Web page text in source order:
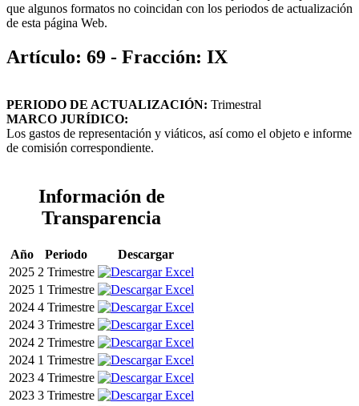
que algunos formatos no coincidan con los periodos de actualización
de esta página Web.
Artículo: 69 - Fracción: IX
PERIODO DE ACTUALIZACIÓN: Trimestral
MARCO JURÍDICO:
Los gastos de representación y viáticos, así como el objeto e informe
de comisión correspondiente.
Información de
Transparencia
Año Periodo
Descargar
2025 2 Trimestre
2025 1 Trimestre
2024 4 Trimestre
2024 3 Trimestre
2024 2 Trimestre
2024 1 Trimestre
2023 4 Trimestre
2023 3 Trimestre